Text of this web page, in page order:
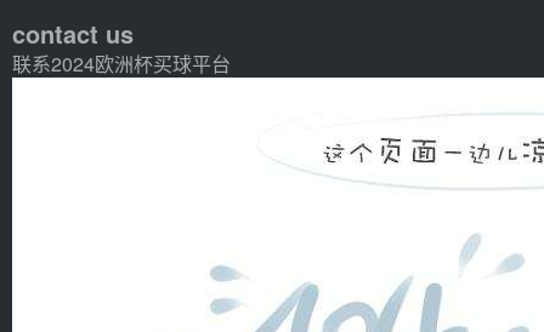
contact us
联系2024欧洲杯买球平台